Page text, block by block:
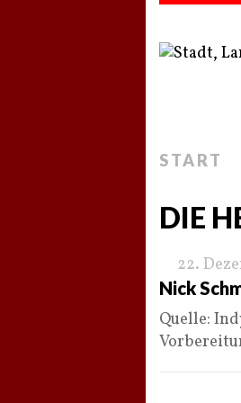
START
DIE
22.
Nick
Quelle: